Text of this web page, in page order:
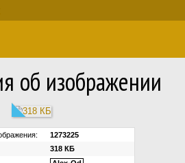
об изображении
1273225
318 КБ